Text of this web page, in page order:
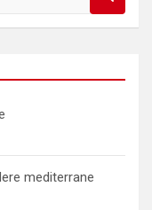
mediterrane